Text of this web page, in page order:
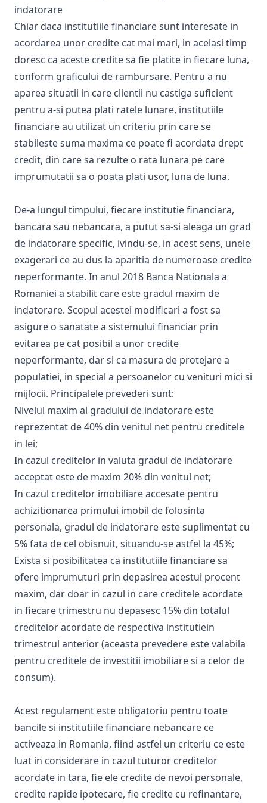
indatorare
Chiar daca institutiile financiare sunt interesate in
acordarea unor credite cat mai mari, in acelasi timp
doresc ca aceste credite sa fie platite in fiecare luna,
conform graficului de rambursare. Pentru a nu
aparea situatii in care clientii nu castiga suficient
pentru a-si putea plati ratele lunare, institutiile
financiare au utilizat un criteriu prin care se
stabileste suma maxima ce poate fi acordata drept
credit, din care sa rezulte o rata lunara pe care
imprumutatii sa o poata plati usor, luna de luna.
De-a lungul timpului, fiecare institutie financiara,
bancara sau nebancara, a putut sa-si aleaga un grad
de indatorare specific, ivindu-se, in acest sens, unele
exagerari ce au dus la aparitia de numeroase credite
neperformante. In anul 2018 Banca Nationala a
Romaniei a stabilit care este gradul maxim de
indatorare. Scopul acestei modificari a fost sa
asigure o sanatate a sistemului financiar prin
evitarea pe cat posibil a unor credite
neperformante, dar si ca masura de protejare a
populatiei, in special a persoanelor cu venituri mici si
mijlocii. Principalele prevederi sunt:
Nivelul maxim al gradului de indatorare este
reprezentat de 40% din venitul net pentru creditele
in lei;
In cazul creditelor in valuta gradul de indatorare
acceptat este de maxim 20% din venitul net;
In cazul creditelor imobiliare accesate pentru
achizitionarea primului imobil de folosinta
personala, gradul de indatorare este suplimentat cu
5% fata de cel obisnuit, situandu-se astfel la 45%;
Exista si posibilitatea ca institutiile financiare sa
ofere imprumuturi prin depasirea acestui procent
maxim, dar doar in cazul in care creditele acordate
in fiecare trimestru nu depasesc 15% din totalul
creditelor acordate de respectiva institutiein
trimestrul anterior (aceasta prevedere este valabila
pentru creditele de investitii imobiliare si a celor de
consum).
Acest regulament este obligatoriu pentru toate
bancile si institutiile financiare nebancare ce
activeaza in Romania, fiind astfel un criteriu ce este
luat in considerare in cazul tuturor creditelor
acordate in tara, fie ele credite de nevoi personale,
credite rapide ipotecare, fie credite cu refinantare,